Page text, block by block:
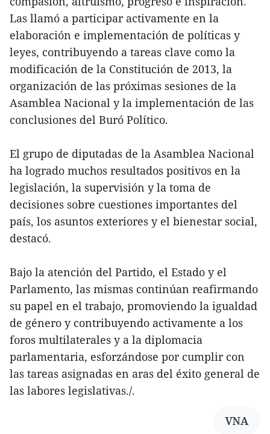
Las llamó a participar activamente en la
elaboración e implementación de políticas y
leyes, contribuyendo a tareas clave como la
modificación de la Constitución de 2013, la
organización de las próximas sesiones de la
Asamblea Nacional y la implementación de las
conclusiones del Buró Político.
El grupo de diputadas de la Asamblea Nacional
ha logrado muchos resultados positivos en la
legislación, la supervisión y la toma de
decisiones sobre cuestiones importantes del
país, los asuntos exteriores y el bienestar social,
destacó.
Bajo la atención del Partido, el Estado y el
Parlamento, las mismas continúan reafirmando
su papel en el trabajo, promoviendo la igualdad
de género y contribuyendo activamente a los
foros multilaterales y a la diplomacia
parlamentaria, esforzándose por cumplir con
las tareas asignadas en aras del éxito general de
las labores legislativas./.
VNA